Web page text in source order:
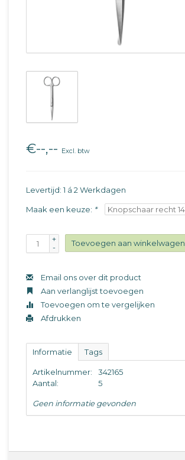
€--,-- Excl. btw
Levertijd: 1 á 2 Werkdagen
Maak een keuze: *
+
-
Toevoegen aan winkelwagen
Email ons over dit product
Aan verlanglijst toevoegen
Toevoegen om te vergelijken
Afdrukken
Informatie Tags
Artikelnummer:
342165
Aantal:
5
Geen informatie gevonden